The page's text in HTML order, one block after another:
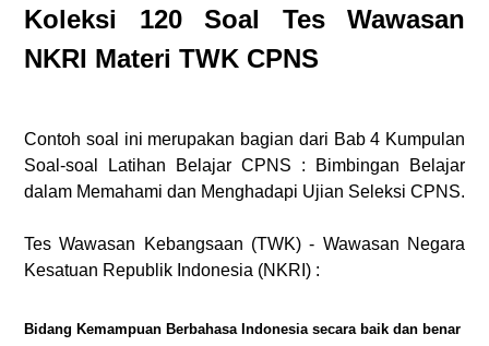
Koleksi 120 Soal Tes Wawasan
NKRI Materi TWK CPNS
Contoh soal ini merupakan bagian dari Bab 4 Kumpulan
Soal-soal Latihan Belajar CPNS : Bimbingan Belajar
dalam Memahami dan Menghadapi Ujian Seleksi CPNS.
Tes Wawasan Kebangsaan (TWK) - Wawasan Negara
Kesatuan Republik Indonesia (NKRI) :
Bidang Kemampuan Berbahasa Indonesia secara baik dan benar